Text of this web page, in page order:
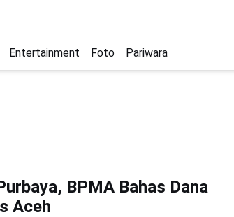
Entertainment Foto Pariwara
BPMA Bahas Dana
Aceh